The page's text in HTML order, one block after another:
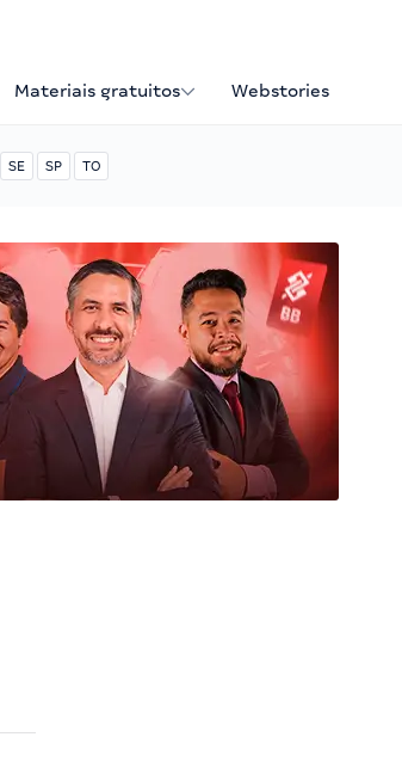
Materiais gratuitos Webstories
SE SP TO